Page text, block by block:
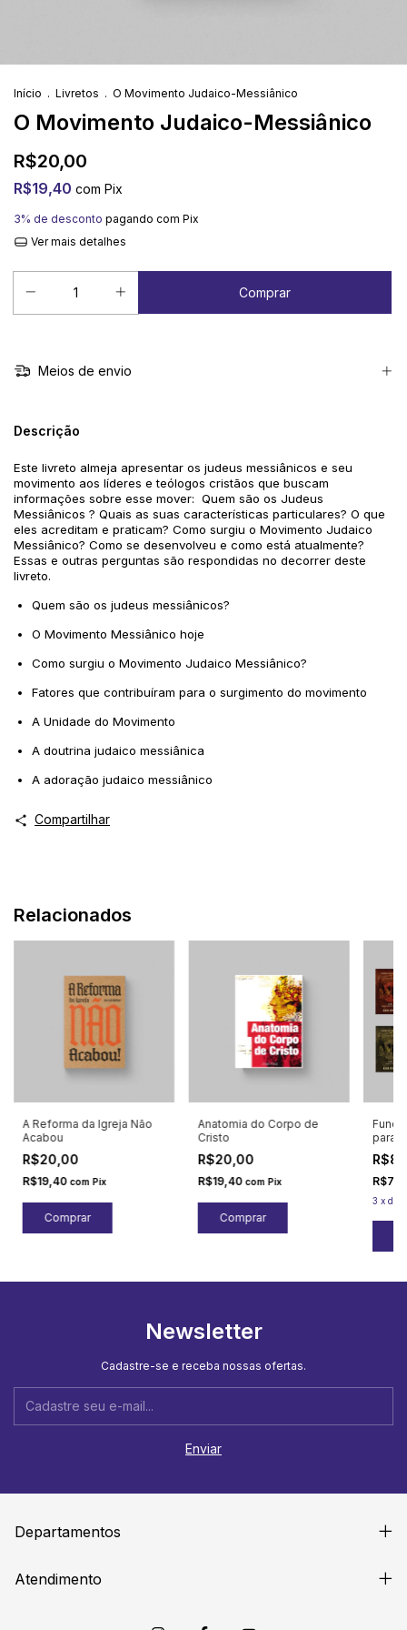
Início . Livretos . O Movimento Judaico-Messiânico
O Movimento Judaico-Messiânico
R$20,00
R$19,40 com Pix
3% de desconto pagando com Pix
Ver mais detalhes
Meios de envio
Descrição
Este livreto almeja apresentar os judeus messiânicos e seu
movimento aos líderes e teólogos cristãos que buscam
informações sobre esse mover: Quem são os Judeus
Messiânicos ? Quais as suas características particulares? O que
eles acreditam e praticam? Como surgiu o Movimento Judaico
Messiânico? Como se desenvolveu e como está atualmente?
Essas e outras perguntas são respondidas no decorrer deste
livreto.
Quem são os judeus messiânicos?
O Movimento Messiânico hoje
Como surgiu o Movimento Judaico Messiânico?
Fatores que contribuíram para o surgimento do movimento
A Unidade do Movimento
A doutrina judaico messiânica
A adoração judaico messiânico
Compartilhar
Relacionados
A Reforma da Igreja Não
Acabou
R$20,00
R$19,40 com Pix
Anatomia do Corpo de
Cristo
R$20,00
R$19,40 com Pix
para
3 x de
Newsletter
Cadastre-se e receba nossas ofertas.
Departamentos
Atendimento